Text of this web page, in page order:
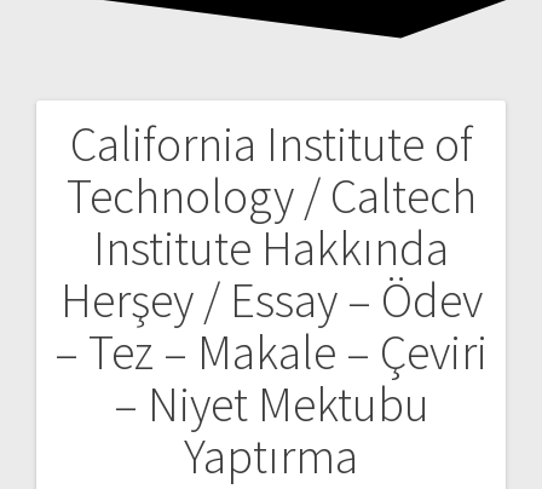
California Institute of
Technology / Caltech
Institute Hakkında
Herşey / Essay – Ödev
– Tez – Makale – Çeviri
– Niyet Mektubu
Yaptırma
Yazı
gezinmesi